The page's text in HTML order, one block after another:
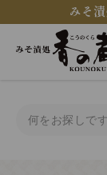
みそ